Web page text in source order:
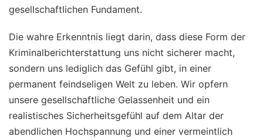
gesellschaftlichen Fundament.
Die wahre Erkenntnis liegt darin, dass diese Form der
Kriminalberichterstattung uns nicht sicherer macht,
sondern uns lediglich das Gefühl gibt, in einer
permanent feindseligen Welt zu leben. Wir opfern
unsere gesellschaftliche Gelassenheit und ein
realistisches Sicherheitsgefühl auf dem Altar der
abendlichen Hochspannung und einer vermeintlich